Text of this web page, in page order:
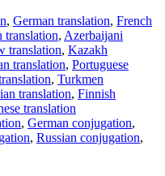
, German translation, French
translation, Azerbaijani
translation, Kazakh
translation, Portuguese
, Turkmen
translation, Finnish
translation
, German conjugation,
, Russian conjugation,